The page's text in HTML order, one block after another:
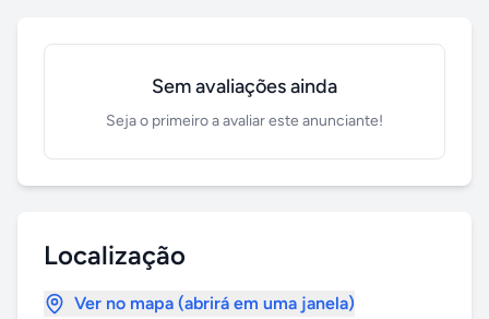
Sem avaliações ainda
Seja o primeiro a avaliar este anunciante!
Localização
Ver no mapa (abrirá em uma janela)